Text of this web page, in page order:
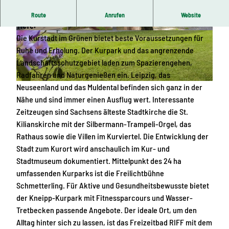
© TMGS/Fouad Vollmer
© Riff Resort | KI-optimiert © TMGS/Fouad Vollmer
Route Anrufen Website
Das natürliche Heilmittel ist ein Thermalwasser aus 1.300 m
Tiefe.
Die Kurstadt im Grünen bietet beste Voraussetzungen für
Ruhe und Erholung. Der Kurpark und das angrenzende
Landschaftsschutzgebiet laden zum Spazierengehen,
Radfahren und Naturgenießen ein. Leipzig, das
Neuseenland und das Muldental befinden sich ganz in der
Nähe und sind immer einen Ausflug wert. Interessante
Zeitzeugen sind Sachsens älteste Stadtkirche die St.
Kilianskirche mit der Silbermann-Trampeli-Orgel, das
Rathaus sowie die Villen im Kurviertel. Die Entwicklung der
Stadt zum Kurort wird anschaulich im Kur- und
Stadtmuseum dokumentiert. Mittelpunkt des 24 ha
umfassenden Kurparks ist die Freilichtbühne
Schmetterling. Für Aktive und Gesundheitsbewusste bietet
der Kneipp-Kurpark mit Fitnessparcours und Wasser-
Tretbecken passende Angebote. Der ideale Ort, um den
Alltag hinter sich zu lassen, ist das Freizeitbad RIFF mit dem